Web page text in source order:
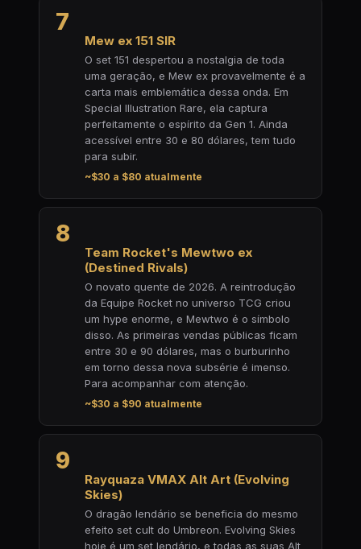
7
Mew ex 151 SIR
O set 151 despertou a nostalgia de toda
uma geração, e Mew ex provavelmente é a
carta mais emblemática dessa onda. Em
Special Illustration Rare, ela captura
perfeitamente o espírito da Gen 1. Ainda
acessível entre 30 e 80 dólares, tem tudo
para subir.
~$30 a $80 atualmente
8
Team Rocket's Mewtwo ex
(Destined Rivals)
O novato quente de 2026. A reintrodução
da Equipe Rocket no universo TCG criou
um hype enorme, e Mewtwo é o símbolo
disso. As primeiras vendas públicas ficam
entre 30 e 90 dólares, mas o burburinho
em torno dessa nova subsérie é imenso.
Para acompanhar com atenção.
~$30 a $90 atualmente
9
Rayquaza VMAX Alt Art (Evolving
Skies)
O dragão lendário se beneficia do mesmo
efeito set cult do Umbreon. Evolving Skies
hoje é um set lendário, e todas as suas Alt